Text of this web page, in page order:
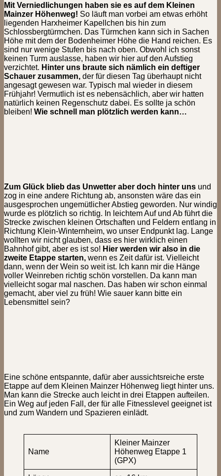
Mit Verniedlichungen haben sie es auf dem Kleinen
Mainzer Höhenweg! So läuft man vorbei am etwas erhöht
liegenden Harxheimer Kapellchen bis hin zum
Schlossbergtürmchen. Das Türmchen kann sich in Sachen
Höhe mit dem der Bodenheimer Höhe die Hand reichen. Es
sind nur wenige Stufen bis nach oben. Obwohl ich sonst
keinen Turm auslasse, haben wir hier auf den Aufstieg
verzichtet. Hinter uns braute sich nämlich ein deftiger
Schauer zusammen, der für diesen Tag überhaupt nicht
angesagt gewesen war. Typisch mal wieder in diesem
Frühjahr! Vermutlich ist es nebensächlich, aber wir hatten
natürlich keinen Regenschutz dabei. Es sollte ja schön
bleiben! Wie schnell man plötzlich werden kann…
Zum Glück blieb das Unwetter aber doch hinter uns und
zog in eine andere Richtung ab, ansonsten wäre das ein
ausgesprochen ungemütlicher Abstieg geworden. Nur windig
wurde es plötzlich so richtig. In leichtem Auf und Ab führt die
Strecke zwischen kleinen Ortschaften und Feldern entlang in
Richtung Klein-Winternheim, wo unser Endpunkt lag. Lange
wollten wir nicht glauben, dass es hier wirklich einen
Bahnhof gibt, aber es ist so! Hier werden wir also in die
zweite Etappe starten, wenn es Zeit dafür ist. Vielleicht
dann, wenn der Wein so weit ist. Ich kann mir die Hänge
voller Weinreben richtig schön vorstellen. Da kann man
vielleicht sogar mal naschen. Das haben wir schon einmal
gemacht, aber viel zu früh! Wie sauer kann bitte ein
Lebensmittel sein?
Eine schöne entspannte, dafür aber aussichtsreiche erste
Etappe auf dem Kleinen Mainzer Höhenweg liegt hinter uns.
Man kann die Strecke auch leicht in drei Etappen aufteilen.
Ein Weg auf jeden Fall, der für alle Fitnesslevel geeignet ist
und zum Wandern und Spazieren einlädt.
Name
Kleiner Mainzer
Höhenweg Etappe 1
(GPX)